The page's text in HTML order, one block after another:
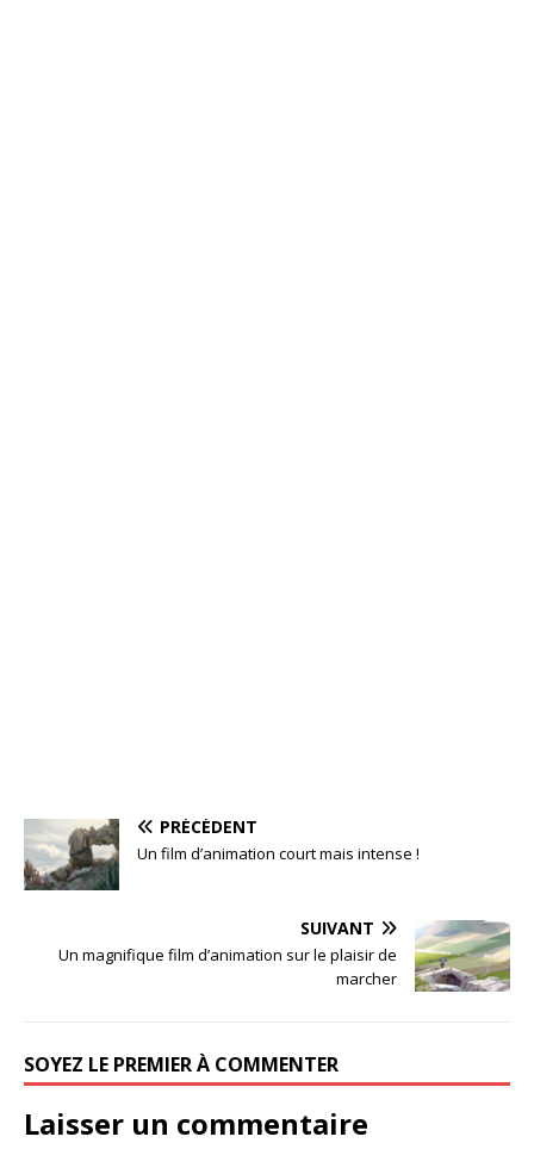
PRÉCÉDENT
Un film d’animation court mais intense !
SUIVANT
Un magnifique film d’animation sur le plaisir de
marcher
SOYEZ LE PREMIER À COMMENTER
Laisser un commentaire